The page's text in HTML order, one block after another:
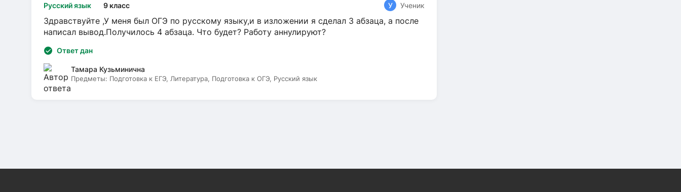
Русский язык 9 класс У Ученик
Здравствуйте ,У меня был ОГЭ по русскому языку,и в изложении я сделал 3 абзаца, а после
написал вывод.Получилось 4 абзаца. Что будет? Работу аннулируют?
Ответ дан
Тамара Кузьминична
Предметы: Подготовка к ЕГЭ, Литература, Подготовка к ОГЭ, Русский язык